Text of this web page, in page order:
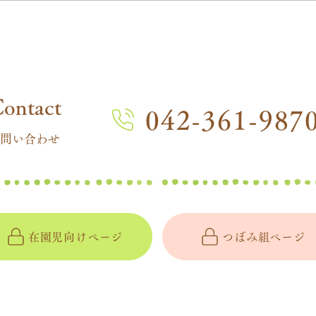
い合わせ
042-361-
在園児向けページ つぼみ組ページ